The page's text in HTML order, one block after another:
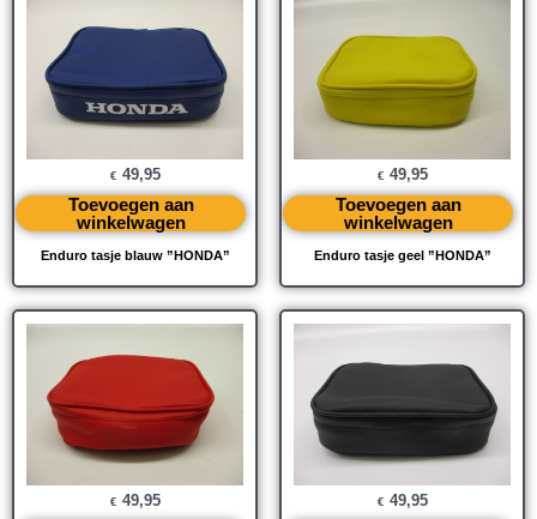
Enduro tasje blauw ”HONDA”
€ 49,95
Toevoegen aan
winkelwagen
Enduro tasje geel ”HONDA”
€ 49,95
Toevoegen aan
winkelwagen
€ 49,95 € 49,95